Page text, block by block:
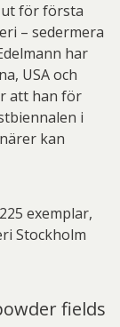
för första
– sedermera
har
USA och
att han för
i
kan
exemplar,
Stockholm
fields